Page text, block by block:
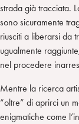
strada già tracciata.
sono sicuramente
riusciti a liberarsi da
ugualmente
nel procedere
Mentre la ricerca
“oltre” di aprirci un
enigmatiche come